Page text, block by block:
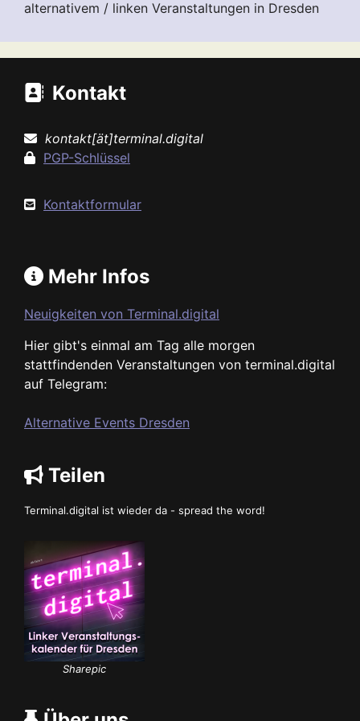
alternativem / linken Veranstaltungen in Dresden
Kontakt
kontakt[ät]terminal.digital
PGP-Schlüssel
Kontaktformular
Mehr Infos
Neuigkeiten von Terminal.digital
Hier gibt's einmal am Tag alle morgen
stattfindenden Veranstaltungen von terminal.digital
auf Telegram:
Alternative Events Dresden
Teilen
Terminal.digital ist wieder da - spread the word!
Sharepic